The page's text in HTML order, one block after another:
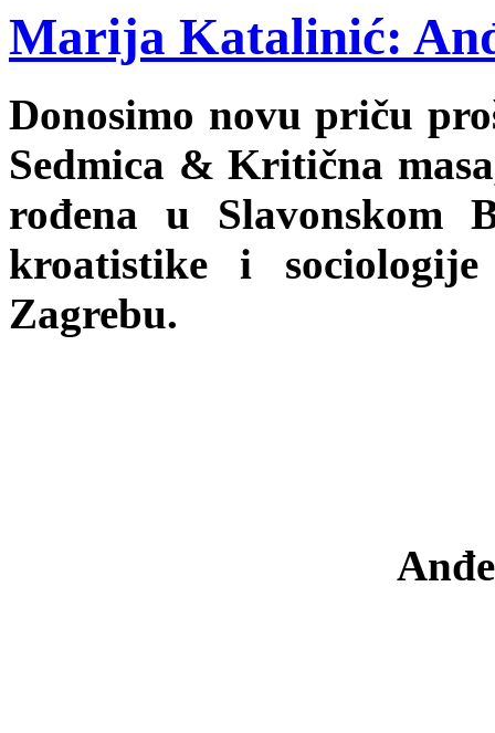
Marija Katalinić:
Donosimo novu priču
Sedmica & Kritična
rođena u Slavonskom
kroatistike i
Zagrebu.